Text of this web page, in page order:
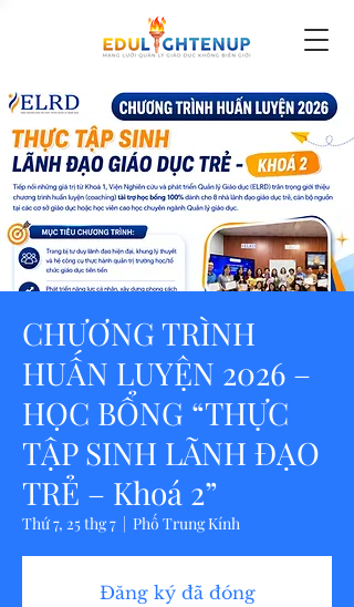
CHƯƠNG TRÌNH
HUẤN LUYỆN 2026 –
HỌC BỔNG “THỰC
TẬP SINH LÃNH ĐẠO
TRẺ – Khoá 2”
Thứ 7, 25 thg 7
  |
Phố Trung Kính
Đăng ký đã đóng